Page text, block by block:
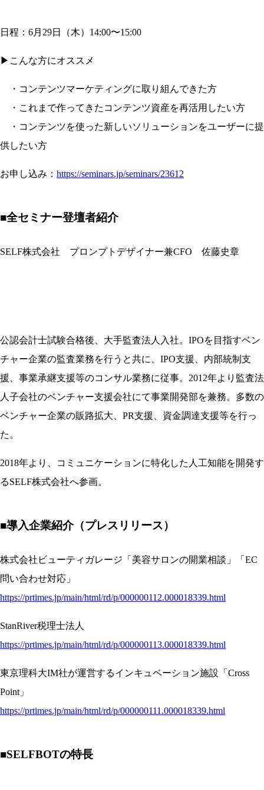
日程：6月29日（木）14:00〜15:00
▶︎こんな方にオススメ
・コンテンツマーケティングに取り組んできた方
・これまで作ってきたコンテンツ資産を再活用したい方
・コンテンツを使った新しいソリューションをユーザーに提
供したい方
お申し込み： https://seminars.jp/seminars/23612
■全セミナー登壇者紹介
SELF株式会社 プロンプトデザイナー兼CFO 佐藤史章
公認会計士試験合格後、大手監査法人入社。IPOを目指すベン
チャー企業の監査業務を行うと共に、IPO支援、内部統制支
援、事業承継支援等のコンサル業務に従事。2012年より監査法
人子会社のベンチャー支援会社にて事業開発部を兼務。多数の
ベンチャー企業の販路拡大、PR支援、資金調達支援等を行っ
た。
2018年より、コミュニケーションに特化した人工知能を開発す
るSELF株式会社へ参画。
■導入企業紹介（プレスリリース）
株式会社ビューティガレージ「美容サロンの開業相談」「EC
問い合わせ対応」
https://prtimes.jp/main/html/rd/p/000000112.000018339.html
StanRiver税理士法人
https://prtimes.jp/main/html/rd/p/000000113.000018339.html
東京理科大IM社が運営するインキュベーション施設「Cross
Point」
https://prtimes.jp/main/html/rd/p/000000111.000018339.html
■SELFBOTの特長